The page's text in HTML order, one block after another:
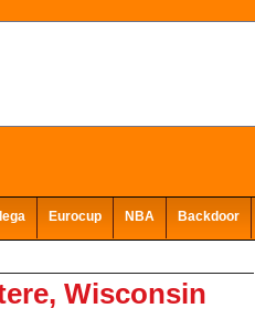
Eurocup NBA Backdoor
Wisconsin